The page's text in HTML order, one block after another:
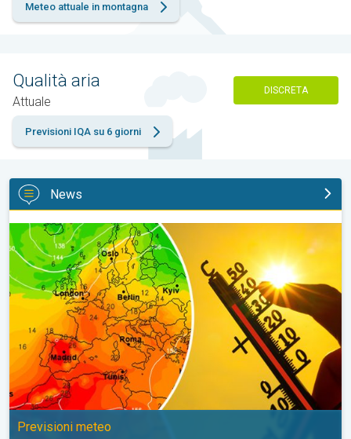
Meteo attuale in montagna
Qualità aria
Attuale
DISCRETA
Previsioni IQA su 6 giorni
News
Ennesima ondata di caldo dalla prossima settimana.
Previsioni meteo